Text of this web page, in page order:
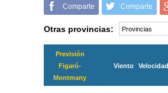
Comparte Comparte
Otras provincias:
Previsión
Figaró-
Montmany
Viento Velocidad